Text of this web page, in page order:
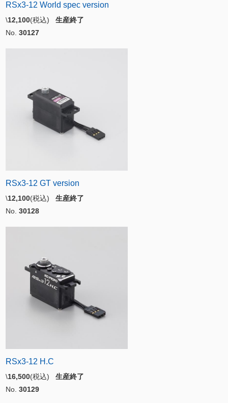
RSx3-12 World spec version
\12,100(税込) 生産終了
No. 30127
RSx3-12 GT version
\12,100(税込) 生産終了
No. 30128
RSx3-12 H.C
\16,500(税込) 生産終了
No. 30129